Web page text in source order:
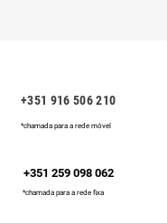
+351 916 506 210
*chamada para a rede móvel
+351 259 098 062
*chamada para a rede fixa